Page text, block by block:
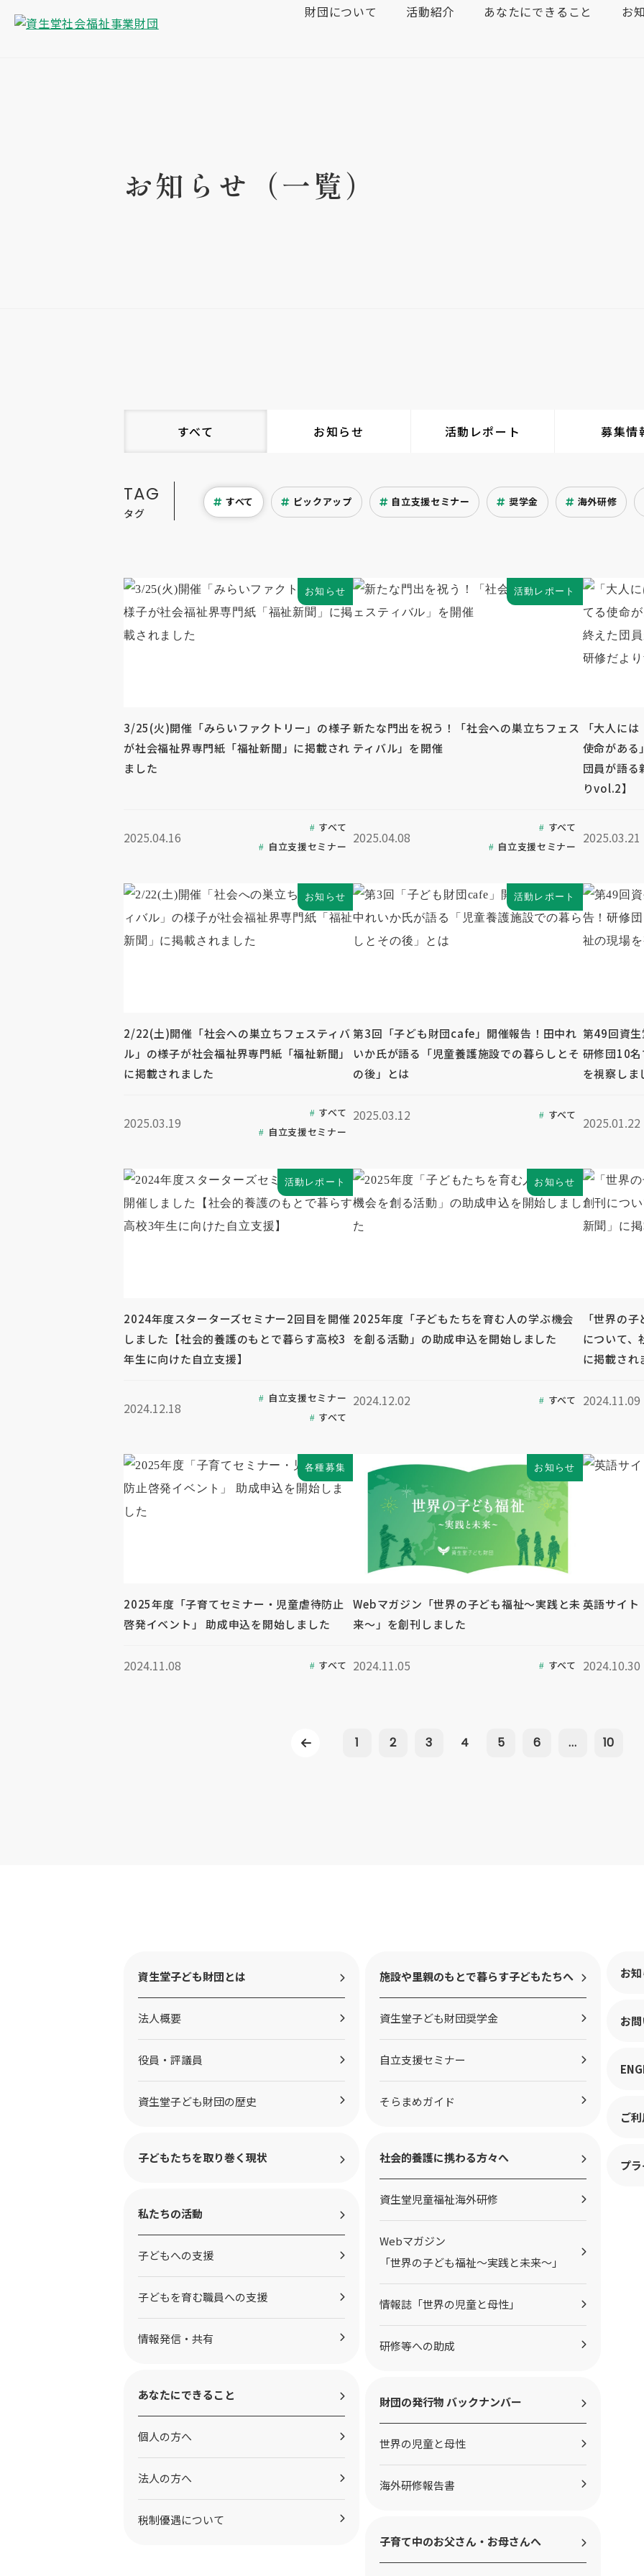
財団について 活動紹介 あなたにできること お
お知らせ（一覧）
すべて お知らせ 活動レポート 募集情
TAG
タグ
すべて ピックアップ 自立支援セミナー 奨学金 海外研修
お知らせ
3/25(火)開催「みらいファクトリー」の様子
が社会福祉界専門紙「福祉新聞」に掲載され
ました
2025.04.16
すべて
自立支援セミナー
活動レポート
新たな門出を祝う！「社会への巣立ちフェス
ティバル」を開催
2025.04.08
すべて
自立支援セミナー
「大人に
使命がある
団員が語る
りvol.2】
2025.03.21
お知らせ
2/22(土)開催「社会への巣立ちフェスティバ
ル」の様子が社会福祉界専門紙「福祉新聞」
に掲載されました
2025.03.19
すべて
自立支援セミナー
活動レポート
第3回「子ども財団cafe」開催報告！田中れ
いか氏が語る「児童養護施設での暮らしとそ
の後」とは
2025.03.12 すべて
第49回資
研修団10
を視察しま
2025.01.22
活動レポート
2024年度スターターズセミナー2回目を開催
しました【社会的養護のもとで暮らす高校3
年生に向けた自立支援】
2024.12.18
自立支援セミナー
すべて
お知らせ
2025年度「子どもたちを育む人の学ぶ機会
を創る活動」の助成申込を開始しました
2024.12.02 すべて
「世界の
について、
に掲載され
2024.11.09
各種募集
2025年度「子育てセミナー・児童虐待防止
啓発イベント」 助成申込を開始しました
2024.11.08 すべて
お知らせ
Webマガジン「世界の子ども福祉～実践と未
来～」を創刊しました
2024.11.05 すべて
英語サイト
2024.10.30
1 2 3 4 5 6 ... 10
資生堂子ども財団とは
法人概要
役員・評議員
資生堂子ども財団の歴史
子どもたちを取り巻く現状
私たちの活動
⼦どもへの⽀援
子どもを育む職員への支援
情報発信・共有
あなたにできること
個人の方へ
法人の方へ
税制優遇について
施設や里親のもとで暮らす子どもたちへ
資生堂子ども財団奨学金
自立支援セミナー
そらまめガイド
社会的養護に携わる方々へ
資生堂児童福祉海外研修
Webマガジン
「世界の子ども福祉～実践と未来～」
情報誌「世界の児童と母性」
研修等への助成
財団の発行物 バックナンバー
世界の児童と母性
海外研修報告書
子育て中のお父さん・お母さんへ
お
お
ご
プ